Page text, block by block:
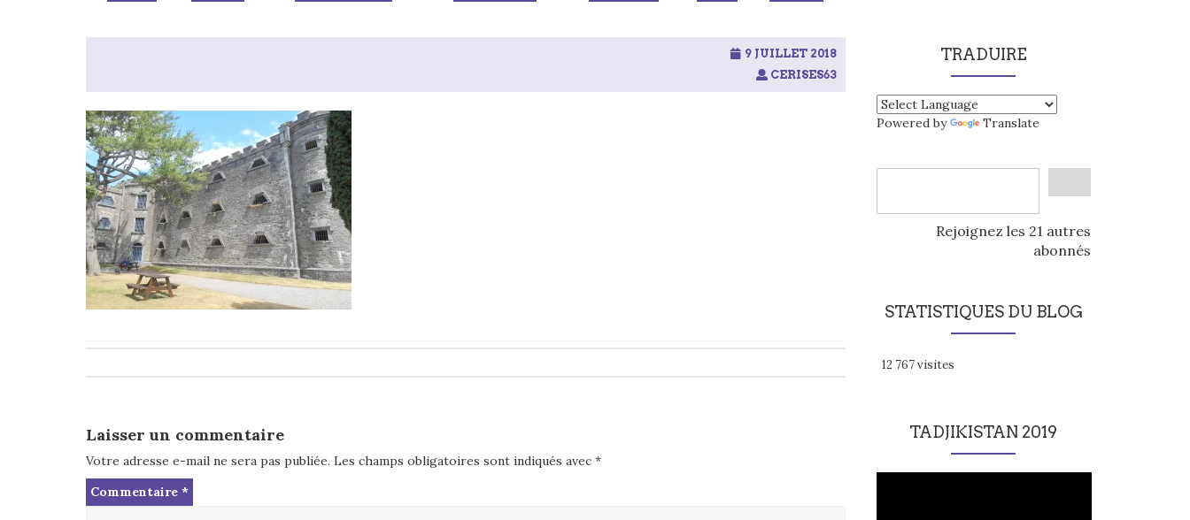
9 JUILLET 2018
CERISES63
navigation
Laisser un commentaire
Votre adresse e-mail ne sera pas publiée. Les champs obligatoires sont indiqués avec *
Commentaire *
TRADUIRE
Powered by Translate
Rejoignez les 21 autres
abonnés
STATISTIQUES DU BLOG
12 767 visites
TADJIKISTAN 2019